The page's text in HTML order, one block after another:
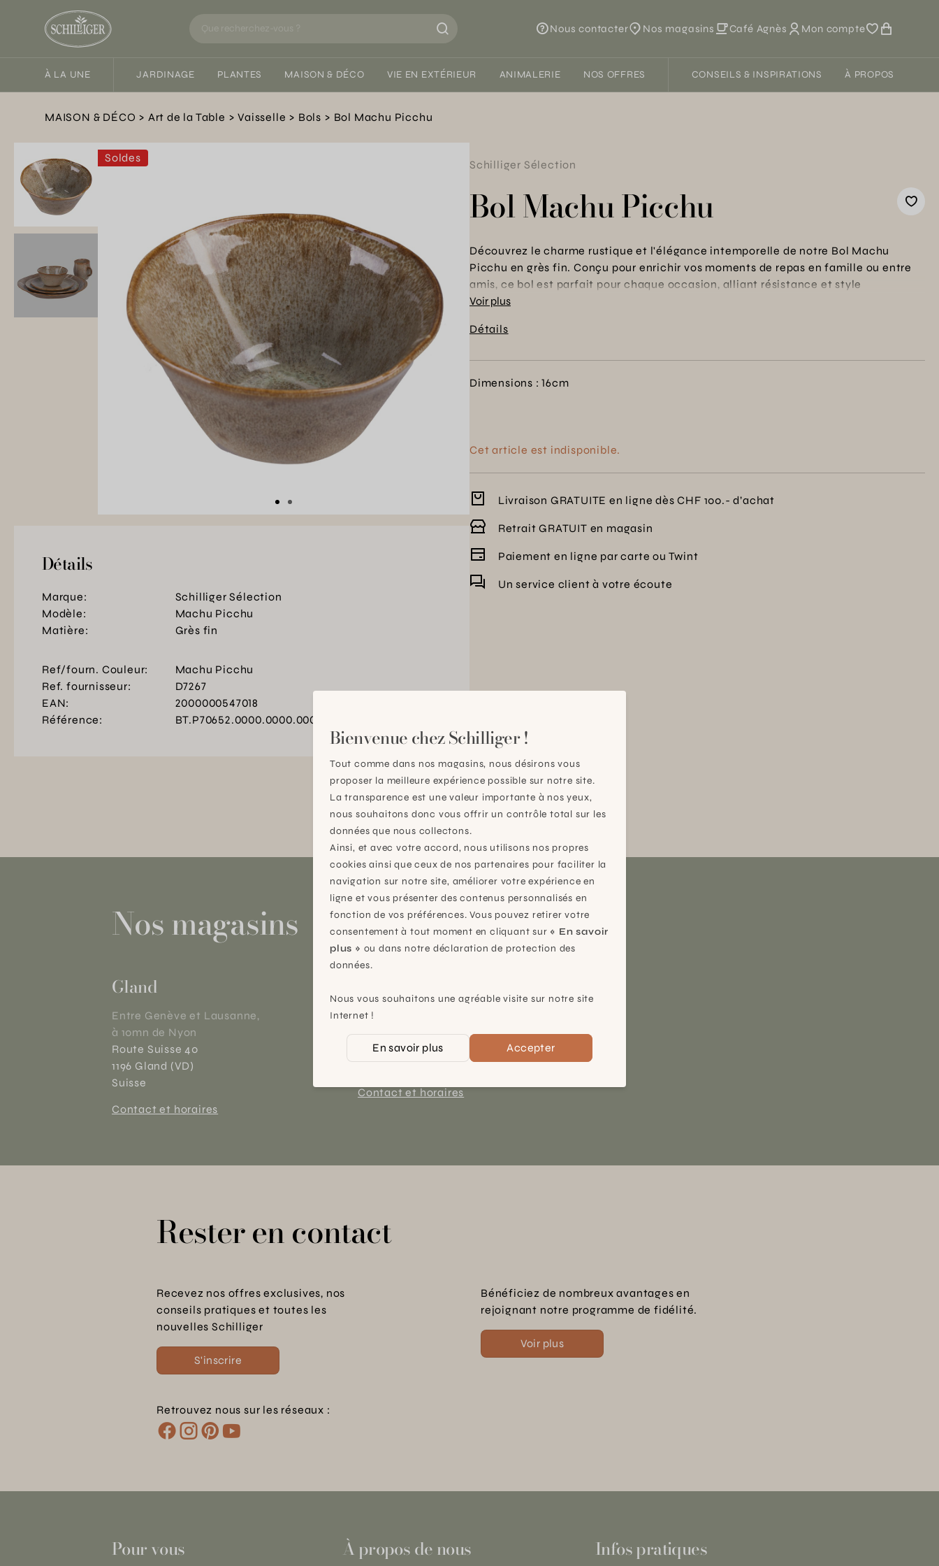
Nous contacter Nos magasins Café Agnès Mon compte
À LA UNE JARDINAGE PLANTES MAISON & DÉCO VIE EN EXTÉRIEUR ANIMALERIE NOS OFFRES CONSEILS & INSPIRATIONS À PROPOS
MAISON & DÉCO Art de la Table Vaisselle Bols Bol Machu Picchu
Soldes
Détails
Marque:
Schilliger Sélection
Modèle:
Machu Picchu
Matière:
Grès fin
Ref/fourn. Couleur:
Machu Picchu
Ref. fournisseur:
D7267
EAN:
2000000547018
Référence:
BT.P70652.0000.0000.0000
Schilliger Sélection
Bol Machu Picchu
Découvrez le charme rustique et l'élégance intemporelle de notre Bol Machu
Picchu en grès fin. Conçu pour enrichir vos moments de repas en famille ou entre
amis, ce bol est parfait pour chaque occasion, alliant résistance et style
sophistiqué. Adoptez-le pour vos petits-déjeuners cosy ou vos soupers conviviaux,
Voir plus
Détails
Dimensions : 16cm
Cet article est indisponible.
Livraison GRATUITE en ligne dès CHF 100.- d’achat
Retrait GRATUIT en magasin
Paiement en ligne par carte ou Twint
Un service client à votre écoute
Nos magasins
Gland
Entre Genève et Lausanne,
à 10mn de Nyon
Route Suisse 40
1196 Gland (VD)
Suisse
Contact et horaires
À 15mn du centre de Genève
Chemin des Charrotons 25
1228 Plan-les-Ouates (GE)
Suisse
Contact et horaires
Rester en contact
Recevez nos offres exclusives, nos
conseils pratiques et toutes les
nouvelles Schilliger
S'inscrire
Bénéficiez de nombreux avantages en
rejoignant notre programme de fidélité.
Voir plus
Retrouvez nous sur les réseaux :
Pour vous À propos de nous Infos pratiques
Bienvenue chez Schilliger !
Tout comme dans nos magasins, nous désirons vous
proposer la meilleure expérience possible sur notre site.
La transparence est une valeur importante à nos yeux,
nous souhaitons donc vous offrir un contrôle total sur les
données que nous collectons.
Ainsi, et avec votre accord, nous utilisons nos propres
cookies ainsi que ceux de nos partenaires pour faciliter la
navigation sur notre site, améliorer votre expérience en
ligne et vous présenter des contenus personnalisés en
fonction de vos préférences. Vous pouvez retirer votre
consentement à tout moment en cliquant sur « En savoir
plus » ou dans notre déclaration de protection des
données.
Nous vous souhaitons une agréable visite sur notre site
Internet !
En savoir plus Accepter